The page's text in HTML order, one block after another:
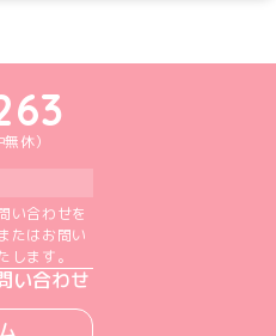
TikTok公式アカウント
ーみんX公式アカウント
どりーみんInstagram公式アカウント
めいどりーみんFacebook公式アカウン
めいどりーみんYouTube公式アカ
休）
い合わせを
たはお問い
します。
い合わせ